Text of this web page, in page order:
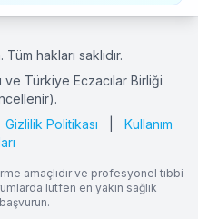
hakları saklıdır.
ve Türkiye Eczacılar Birliği
Gizlilik Politikası
Kullanım
amaçlıdır ve profesyonel tıbbi
lütfen en yakın sağlık